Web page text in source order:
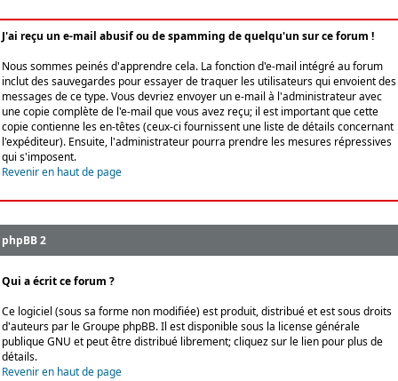
J'ai reçu un e-mail abusif ou de spamming de quelqu'un sur ce forum !
Nous sommes peinés d'apprendre cela. La fonction d'e-mail intégré au forum
inclut des sauvegardes pour essayer de traquer les utilisateurs qui envoient des
messages de ce type. Vous devriez envoyer un e-mail à l'administrateur avec
une copie complète de l'e-mail que vous avez reçu; il est important que cette
copie contienne les en-têtes (ceux-ci fournissent une liste de détails concernant
l'expéditeur). Ensuite, l'administrateur pourra prendre les mesures répressives
qui s'imposent.
Revenir en haut de page
phpBB 2
Qui a écrit ce forum ?
Ce logiciel (sous sa forme non modifiée) est produit, distribué et est sous droits
d'auteurs par leGroupe phpBB. Il est disponible sous la license générale
publique GNU et peut être distribué librement; cliquez sur le lien pour plus de
détails.
Revenir en haut de page